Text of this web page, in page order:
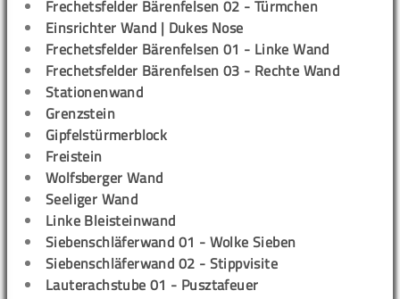
Frechetsfelder Bärenfelsen 02 - Türmchen
Einsrichter Wand | Dukes Nose
Frechetsfelder Bärenfelsen 01 - Linke Wand
Frechetsfelder Bärenfelsen 03 - Rechte Wand
Stationenwand
Grenzstein
Gipfelstürmerblock
Freistein
Wolfsberger Wand
Seeliger Wand
Linke Bleisteinwand
Siebenschläferwand 01 - Wolke Sieben
Siebenschläferwand 02 - Stippvisite
Lauterachstube 01 - Pusztafeuer